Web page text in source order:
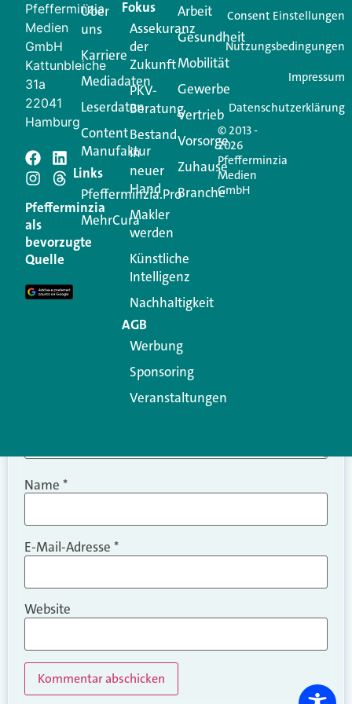
Ihren Vertriebsalltag leichter macht. Mit nur einem
Login.
Jetzt anmelden
Schreiben Sie einen
Kommentar
Ihre E-Mail-Adresse wird nicht veröffentlicht.
Erforderliche Felder sind mit
Kommentar
Name *
E-Mail-Adresse *
Website
Pfefferminzia
Medien
GmbH
Kattunbleiche
31a
22041
Hamburg
Pfefferminzia
als
bevorzugte
Quelle
Über
uns
Karriere
Mediadaten
Leserdaten
Content
Manufaktur
Links
Pfefferminzia.Pro
MehrCura
Fokus
Assekuranz
der
Zukunft
PKV-
Beratung
Bestand
in
neuer
Hand
Makler
werden
Künstliche
Intelligenz
Nachhaltigkeit
AGB
Werbung
Sponsoring
Veranstaltungen
Arbeit
Gesundheit
Mobilität
Gewerbe
Vertrieb
Vorsorge
Zuhause
Branche
© 2013 -
2026
Pfefferminzia
Medien
GmbH
Consent Einstellungen
Nutzungsbedingungen
Impressum
Datenschutzerklärung